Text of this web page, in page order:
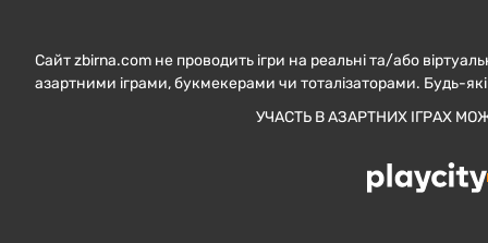
Сайт zbirna.com не проводить ігри на реальні та/або
азартними іграми, букмекерами чи тоталізаторами. Будь-
УЧАСТЬ В АЗАРТНИХ ІГРАХ